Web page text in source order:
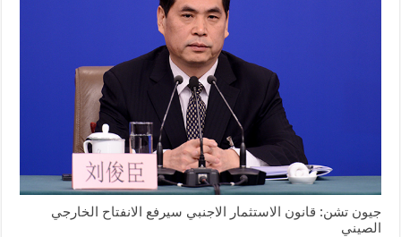
جيون تشن: قانون الاستثمار الاجنبي سيرفع الانفتاح الخارجي
الصيني